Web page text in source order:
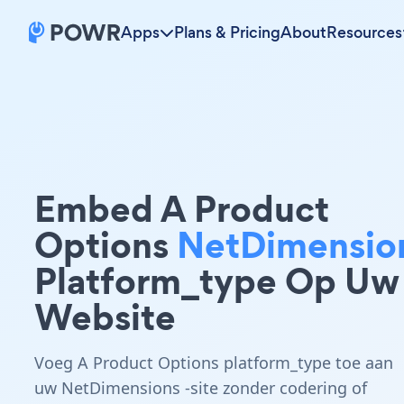
Apps Plans & PricingAboutResources
Embed A Product
Options
Platform_type Op Uw
Website
Voeg A Product Options platform_type toe aan
uw NetDimensions -site zonder codering of